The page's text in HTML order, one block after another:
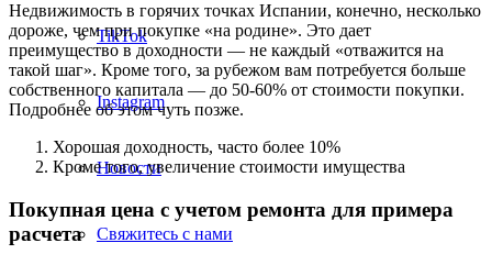
TikTok
Instagram
Новости
Свяжитесь с нами
Недвижимость в горячих точках Испании, конечно, несколько
дороже, чем при покупке «на родине». Это дает
преимущество в доходности — не каждый «отважится на
такой шаг». Кроме того, за рубежом вам потребуется больше
собственного капитала — до 50-60% от стоимости покупки.
Подробнее об этом чуть позже.
Хорошая доходность, часто более 10%
Кроме того, увеличение стоимости имущества
Покупная цена с учетом ремонта для примера
расчета